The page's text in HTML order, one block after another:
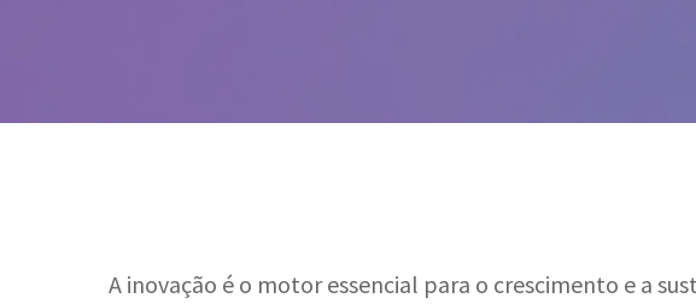
A inovação é o motor essencial para o crescimento e a